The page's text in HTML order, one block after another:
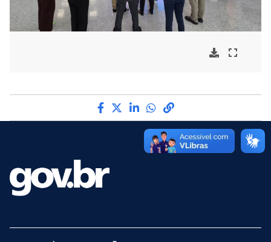
Compartilhe por Facebook
Compartilhe por Twitter
Compartilhe por
Compartilhe por
link para Copiar